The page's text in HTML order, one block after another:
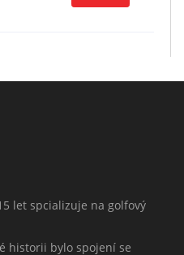
let spcializuje na golfový
historii bylo spojení se